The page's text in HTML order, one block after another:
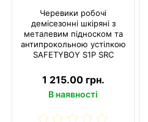
Черевики робочі
демісезонні шкіряні з
металевим підноском та
антипрокольною устілкою
SAFETYBOY S1P SRC
1 215.00 грн.
В наявності